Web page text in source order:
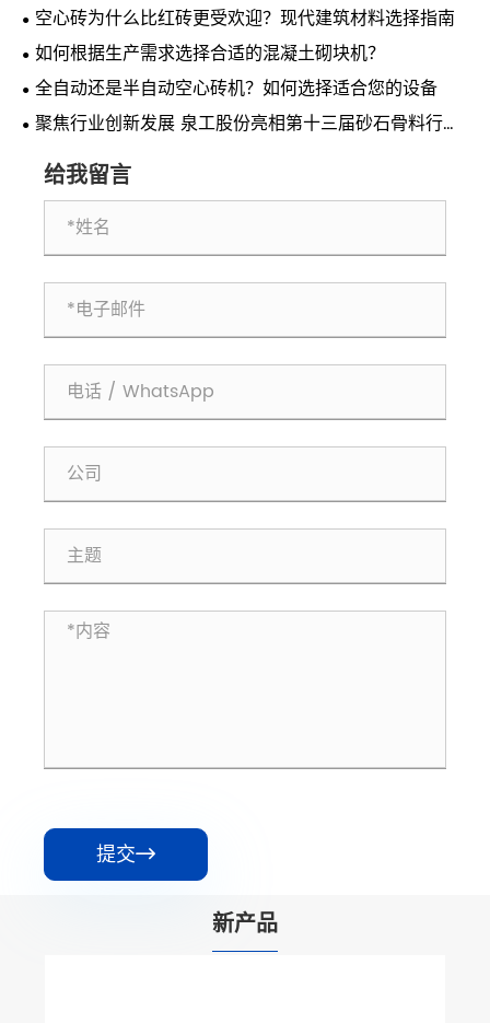
空心砖为什么比红砖更受欢迎？现代建筑材料选择指南
如何根据生产需求选择合适的混凝土砌块机？
全自动还是半自动空心砖机？如何选择适合您的设备
聚焦行业创新发展 泉工股份亮相第十三届砂石骨料行业
给我留言
提交
新产品